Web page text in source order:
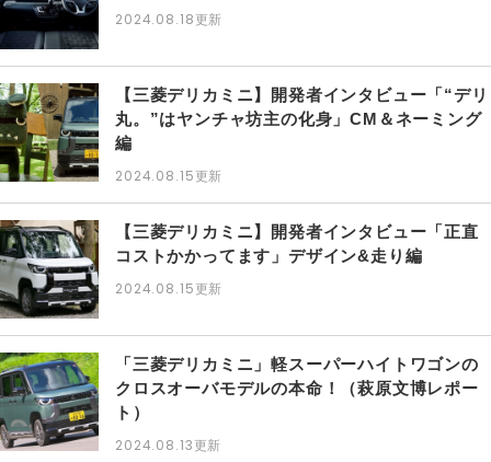
2024.08.18更新
【三菱デリカミニ】開発者インタビュー「“デリ
丸。”はヤンチャ坊主の化身」CM＆ネーミング
編
2024.08.15更新
【三菱デリカミニ】開発者インタビュー「正直
コストかかってます」デザイン&走り編
2024.08.15更新
「三菱デリカミニ」軽スーパーハイトワゴンの
クロスオーバモデルの本命！（萩原文博レポー
ト）
2024.08.13更新